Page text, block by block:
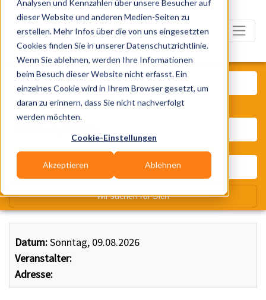
Analysen und Kennzahlen über unsere Besucher auf
dieser Website und anderen Medien-Seiten zu
erstellen. Mehr Infos über die von uns eingesetzten
Cookies finden Sie in unserer Datenschutzrichtlinie.
Wenn Sie ablehnen, werden Ihre Informationen
beim Besuch dieser Website nicht erfasst. Ein
einzelnes Cookie wird in Ihrem Browser gesetzt, um
daran zu erinnern, dass Sie nicht nachverfolgt
werden möchten.
Cookie-Einstellungen
Akzeptieren Ablehnen
Datum:Sonntag, 09.08.2026
Veranstalter:
Adresse:
Was? Künstler, Zelte, Bands,
Wir suchen für Dich